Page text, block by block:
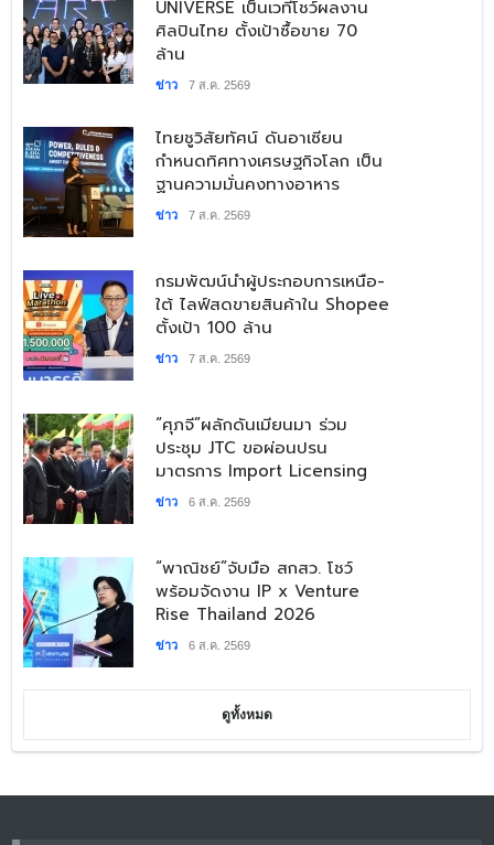
UNIVERSE เป็นเวทีโชว์ผลงาน
ศิลปินไทย ตั้งเป้าซื้อขาย 70
ล้าน
ข่าว 7 ส.ค. 2569
​ไทยชูวิสัยทัศน์ ดันอาเซียน
กำหนดทิศทางเศรษฐกิจโลก เป็น
ฐานความมั่นคงทางอาหาร
ข่าว 7 ส.ค. 2569
​กรมพัฒน์นำผู้ประกอบการเหนือ-
ใต้ ไลฟ์สดขายสินค้าใน Shopee
ตั้งเป้า 100 ล้าน
ข่าว 7 ส.ค. 2569
“ศุภจี”ผลักดันเมียนมา ร่วม
ประชุม JTC ขอผ่อนปรน
มาตรการ Import Licensing
ข่าว 6 ส.ค. 2569
​“พาณิชย์”จับมือ สกสว. โชว์
พร้อมจัดงาน IP x Venture
Rise Thailand 2026
ข่าว 6 ส.ค. 2569
ดูทั้งหมด